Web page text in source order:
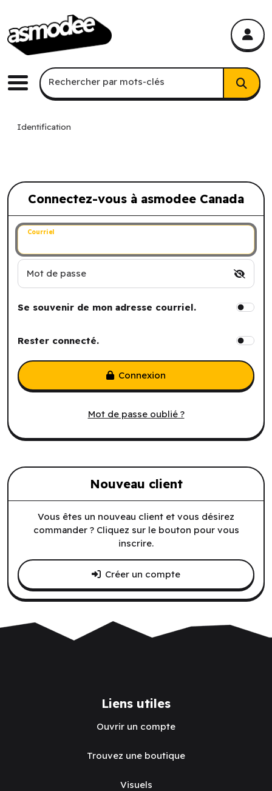
Menu
Recherche par mots-clés
Rechercher par mots-clés
Identification
Connectez-vous à asmodee Canada
Connectez-vous à asmodee Canada
Courriel
Mot de passe
Se souvenir de mon adresse courriel.
Rester connecté.
Mot de passe oublié ?
Connexion
Nouveau client
Vous êtes un nouveau client et vous désirez
commander ? Cliquez sur le bouton pour vous
inscrire.
Créer un compte
Liens utiles
Ouvrir un compte
Trouvez une boutique
Visuels